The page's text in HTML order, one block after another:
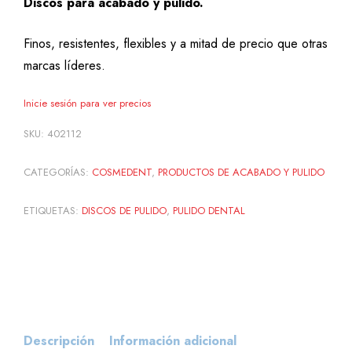
Finos, resistentes, flexibles y a mitad de precio que otras
marcas líderes.
Inicie sesión para ver precios
SKU: 402112
CATEGORÍAS: COSMEDENT, PRODUCTOS DE ACABADO Y PULIDO
ETIQUETAS: DISCOS DE PULIDO, PULIDO DENTAL
Descripción Información adicional